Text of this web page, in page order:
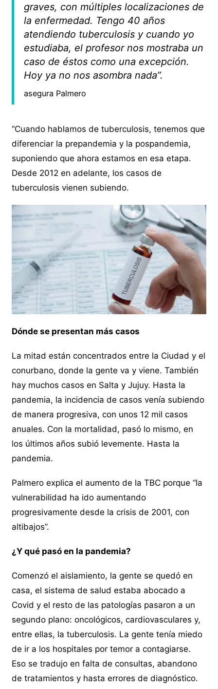
graves, con múltiples localizaciones de
la enfermedad. Tengo 40 años
atendiendo tuberculosis y cuando yo
estudiaba, el profesor nos mostraba un
caso de éstos como una excepción.
Hoy ya no nos asombra nada”.
asegura Palmero
“Cuando hablamos de tuberculosis, tenemos que
diferenciar la prepandemia y la pospandemia,
suponiendo que ahora estamos en esa etapa.
Desde 2012 en adelante, los casos de
tuberculosis vienen subiendo.
Dónde se presentan más casos
La mitad están concentrados entre la Ciudad y el
conurbano, donde la gente va y viene. También
hay muchos casos en Salta y Jujuy. Hasta la
pandemia, la incidencia de casos venía subiendo
de manera progresiva, con unos 12 mil casos
anuales. Con la mortalidad, pasó lo mismo, en
los últimos años subió levemente. Hasta la
pandemia.
Palmero explica el aumento de la TBC porque “la
vulnerabilidad ha ido aumentando
progresivamente desde la crisis de 2001, con
altibajos”.
¿Y qué pasó en la pandemia?
Comenzó el aislamiento, la gente se quedó en
casa, el sistema de salud estaba abocado a
Covid y el resto de las patologías pasaron a un
segundo plano: oncológicos, cardiovasculares y,
entre ellas, la tuberculosis. La gente tenía miedo
de ir a los hospitales por temor a contagiarse.
Eso se tradujo en falta de consultas, abandono
de tratamientos y hasta errores de diagnóstico.